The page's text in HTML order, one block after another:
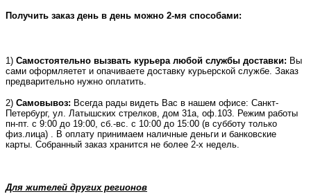
Получить заказ день в день можно 2-мя способами:
1) Самостоятельно вызвать курьера любой службы доставки: Вы
сами оформляетет и опачиваете доставку курьерской службе. Заказ
предварительно нужно оплатить.
2) Самовывоз: Всегда рады видеть Вас в нашем офисе: Санкт-
Петербург, ул. Латышских стрелков, дом 31а, оф.103. Режим работы
пн-пт. с 9:00 до 19:00, сб.-вс. с 10:00 до 15:00 (в субботу только
физ.лица) . В оплату принимаем наличные деньги и банковские
карты. Собранный заказ хранится не более 2-х недель.
Для жителей других регионов